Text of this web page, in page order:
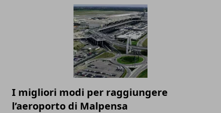
I migliori modi per raggiungere
l’aeroporto di Malpensa